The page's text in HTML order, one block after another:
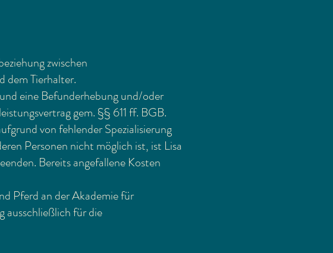
zwischen
dem Tierhalter.
eine Befunderhebung und/oder
gem. §§ 611 ff. BGB.
von fehlender Spezialisierung
Personen nicht möglich ist, ist Lisa
Bereits angefallene Kosten
Pferd an der Akademie für
ausschließlich für die